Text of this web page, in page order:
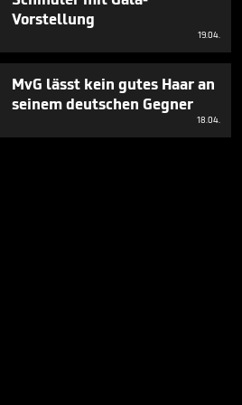
Vorstellung
19.04.
MvG lässt kein gutes Haar an
seinem deutschen Gegner
18.04.